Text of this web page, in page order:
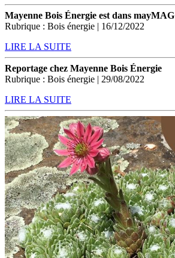
Mayenne Bois Énergie est dans mayMAG
Rubrique : Bois énergie | 16/12/2022
LIRE LA SUITE
Reportage chez Mayenne Bois Énergie
Rubrique : Bois énergie | 29/08/2022
LIRE LA SUITE